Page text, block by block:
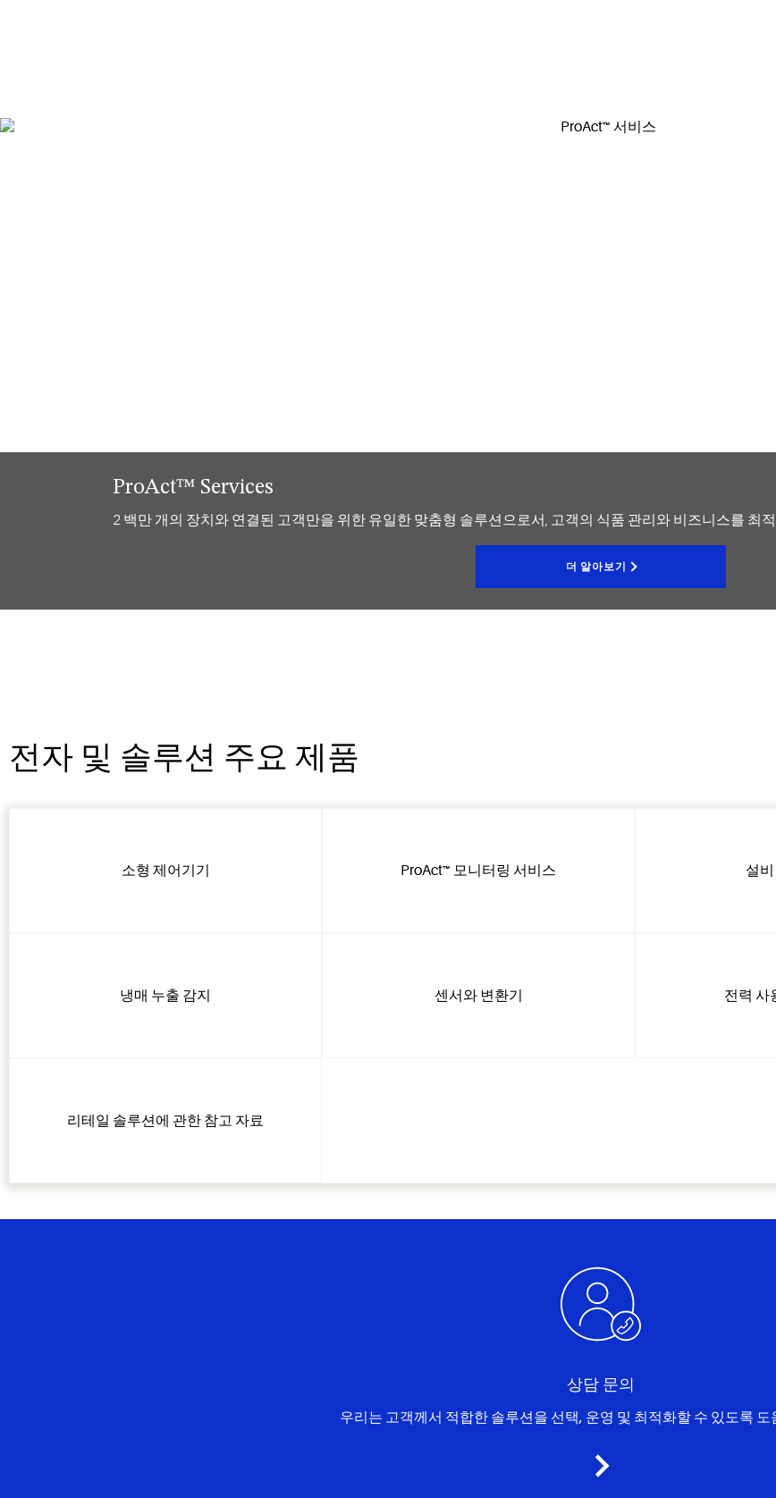
ProAct™ Services
2 백만 개의 장치와 연결된 고객만을 위한 유일한 맞춤형 솔루션으로서, 고객의 식품 관리와 비즈니스를 최
더 알아보기
전자 및 솔루션 주요 제품
소형 제어기기 ProAct™ 모니터링 서비스 설비
냉매 누출 감지 센서와 변환기 전력 사
리테일 솔루션에 관한 참고 자료
상담 문의
우리는 고객께서 적합한 솔루션을 선택, 운영 및 최적화할 수 있도록 도